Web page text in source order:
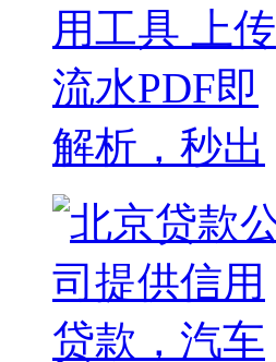
用工具 上传
流水PDF即
解析，秒出